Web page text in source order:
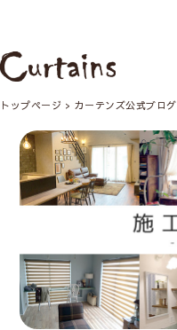
トップページ カーテンズ公式ブログ